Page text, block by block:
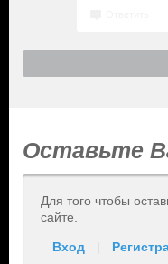
Оставьте
Для того чтобы
сайте.
Вход |